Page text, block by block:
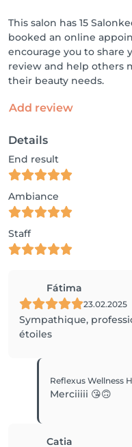
This salon has 15
booked an online
encourage you to share
review and help others
their beauty needs.
Add review
Details
End result
Ambiance
Staff
Fátima
23.02.2025
Sympathique,
étoiles
Reflexus Wellness
Merciiiii 😘🙃
Catia